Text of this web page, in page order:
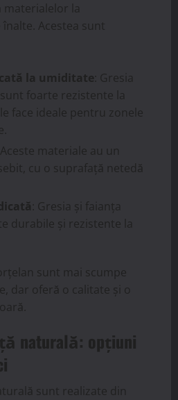
materialelor la
Acestea sunt
la umiditate : Gresia
foarte rezistente la
face ideale pentru zonele
: Aceste materiale au un
cu o suprafață netedă
: Gresia și faianța
durabile și rezistente la
sunt mai scumpe
dar oferă o calitate și o
naturală: opțiuni
sunt realizate din